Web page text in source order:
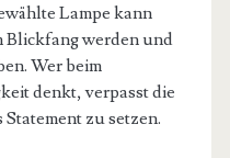
Lampe kann
Blickfang werden und
Wer beim
denkt, verpasst die
zu setzen.